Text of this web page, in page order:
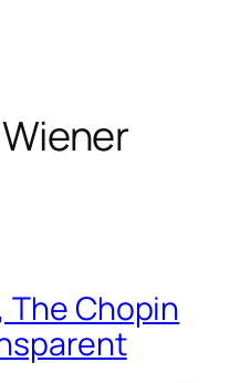
Wiener
The Chopin